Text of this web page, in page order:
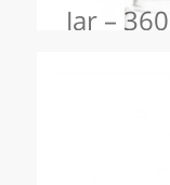
Jar –